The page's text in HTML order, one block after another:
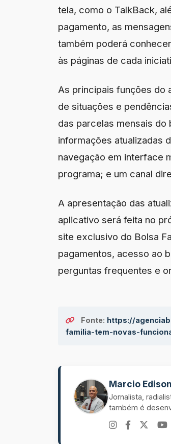
tela, como o TalkBack,
pagamento, as
também poderá
às páginas de cada
As principais funções do
de situações e
das parcelas mensais
informações atualizadas
navegação em interface
programa; e um canal
A apresentação das
aplicativo será feita no
site exclusivo do Bolsa
pagamentos, acesso ao
perguntas frequentes e
Fonte: https://
familia-tem-novas-
Marcio Edison
Jornalista,
também é